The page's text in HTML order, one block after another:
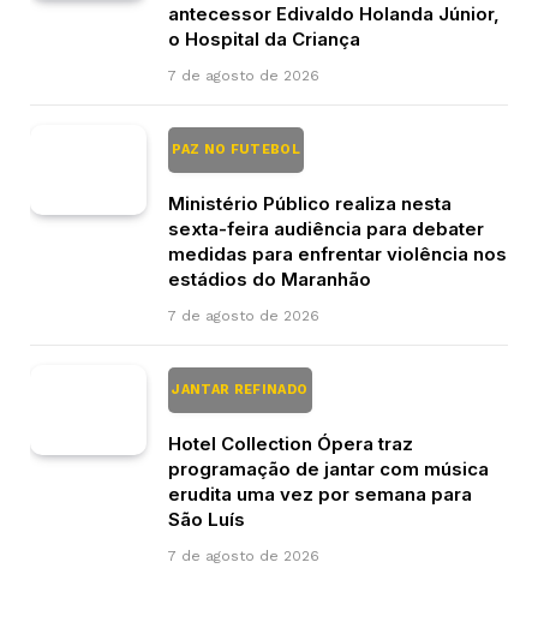
antecessor Edivaldo Holanda Júnior,
o Hospital da Criança
7 de agosto de 2026
PAZ NO FUTEBOL
Ministério Público realiza nesta
sexta-feira audiência para debater
medidas para enfrentar violência nos
estádios do Maranhão
7 de agosto de 2026
JANTAR REFINADO
Hotel Collection Ópera traz
programação de jantar com música
erudita uma vez por semana para
São Luís
7 de agosto de 2026